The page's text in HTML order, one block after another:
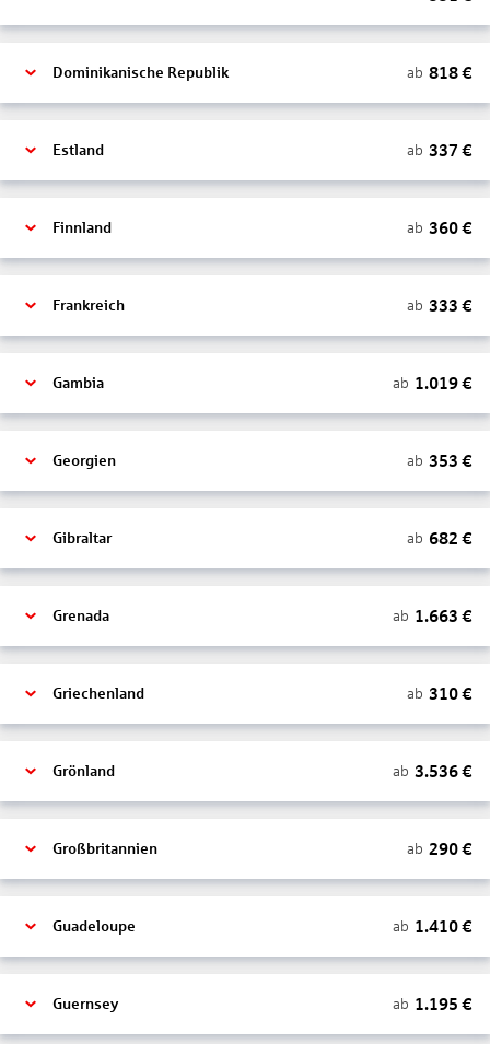
Dominikanische Republik ab 818€
Estland ab 337 €
Finnland ab 360€
Frankreich ab 333 €
Gambia ab 1.019€
Georgien ab 353 €
Gibraltar ab 682 €
Grenada ab 1.663 €
Griechenland ab 310€
Grönland ab 3.536€
Großbritannien ab 290€
Guadeloupe ab 1.410€
Guernsey ab 1.195 €